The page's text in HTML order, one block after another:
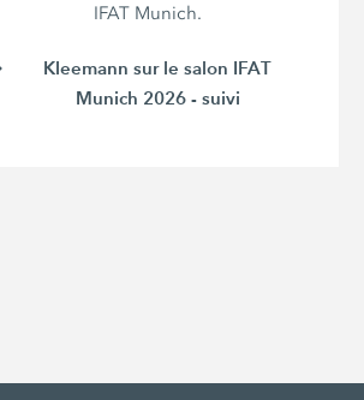
IFAT Munich.
Kleemann sur le salon IFAT
Munich 2026 - suivi